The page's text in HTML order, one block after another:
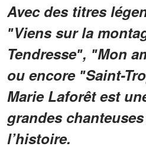
Avec des titres
ʺViens sur la
Tendresseʺ, ʺMon
ou encore ʺSaint-
Marie Laforêt est
grandes
l’histoire.